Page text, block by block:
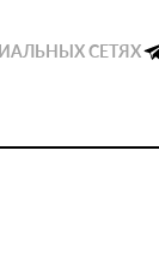
СЕТЯХ